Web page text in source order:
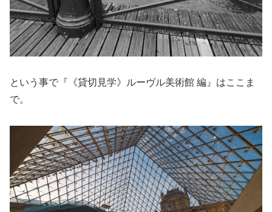
という事で『《貸切見学》ルーヴル美術館 編』はここま
で。